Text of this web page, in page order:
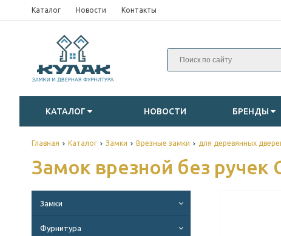
Каталог Новости Контакты
КАТАЛОГ НОВОСТИ БРЕНДЫ
Главная Каталог Замки Врезные замки для деревянных
Замок врезной без
Замки
Фурнитура